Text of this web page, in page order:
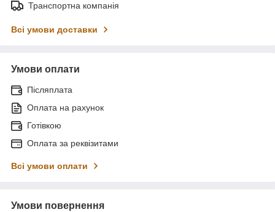
Транспортна компанія
Всі умови доставки
Умови оплати
Післяплата
Оплата на рахунок
Готівкою
Оплата за реквізитами
Всі умови оплати
Умови повернення